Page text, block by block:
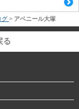
グ > アベニール大塚
る